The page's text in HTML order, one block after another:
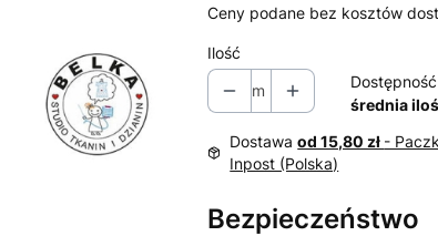
Ceny podane bez kosztów
Ilość
m
średnia
Dostawaod 15,80 zł -
Inpost (Polska)
Bezpieczeństwo